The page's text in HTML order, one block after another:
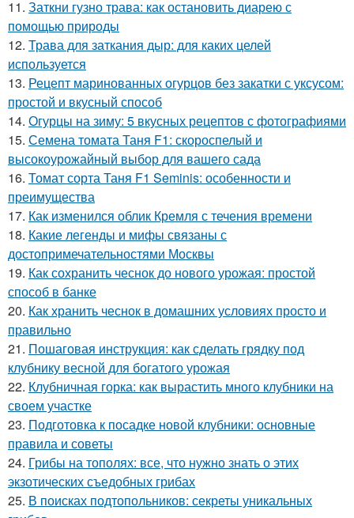
11. Заткни гузно трава: как остановить диарею с
помощью природы
12. Трава для заткания дыр: для каких целей
используется
13. Рецепт маринованных огурцов без закатки с уксусом:
простой и вкусный способ
14. Огурцы на зиму: 5 вкусных рецептов с фотографиями
15. Семена томата Таня F1: скороспелый и
высокоурожайный выбор для вашего сада
16. Томат сорта Таня F1 Seminis: особенности и
преимущества
17. Как изменился облик Кремля с течения времени
18. Какие легенды и мифы связаны с
достопримечательностями Москвы
19. Как сохранить чеснок до нового урожая: простой
способ в банке
20. Как хранить чеснок в домашних условиях просто и
правильно
21. Пошаговая инструкция: как сделать грядку под
клубнику весной для богатого урожая
22. Клубничная горка: как вырастить много клубники на
своем участке
23. Подготовка к посадке новой клубники: основные
правила и советы
24. Грибы на тополях: все, что нужно знать о этих
экзотических съедобных грибах
25. В поисках подтопольников: секреты уникальных